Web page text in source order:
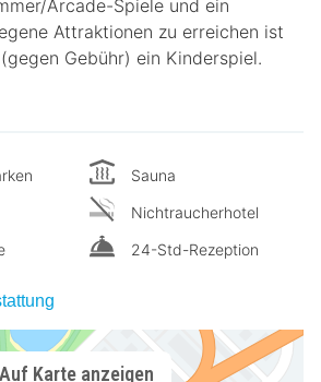
Arcade-Spiele und ein
Attraktionen zu erreichen ist
Gebühr) ein Kinderspiel.
Sauna
Nichtraucherhotel
24-Std-Rezeption
Auf Karte anzeigen